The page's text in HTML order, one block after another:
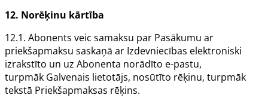
12. Norēķinu kārtība
12.1. Abonents veic samaksu par Pasākumu ar
priekšapmaksu saskaņā ar Izdevniecības elektroniski
izrakstīto un uz Abonenta norādīto e-pastu,
turpmāk Galvenais lietotājs, nosūtīto rēķinu, turpmāk
tekstā Priekšapmaksas rēķins.